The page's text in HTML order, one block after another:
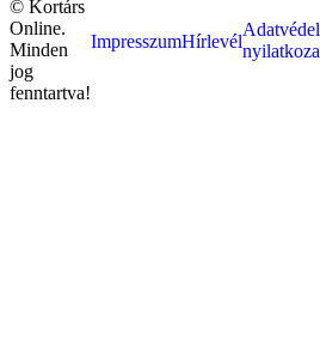
© Kortárs
Online.
Minden
jog
fenntartva!
ImpresszumHírlevél